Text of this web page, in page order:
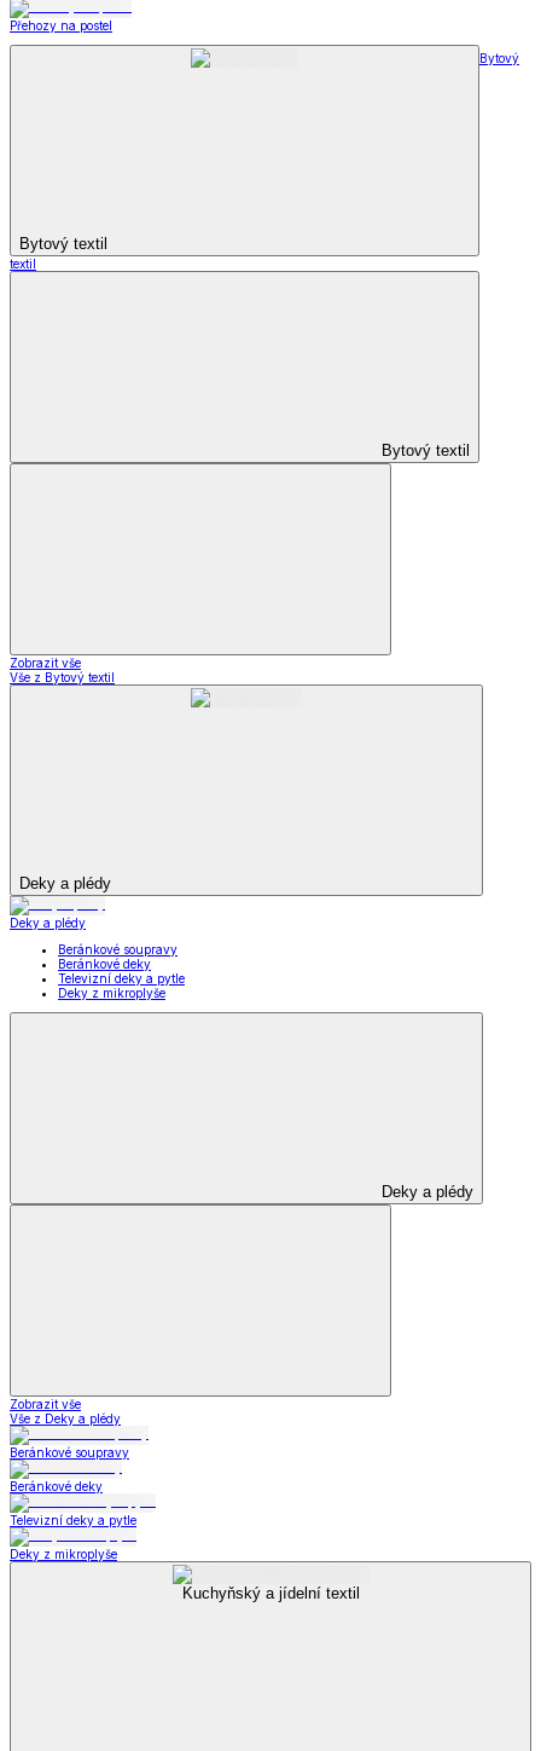
Přehozy na postel
Bytový textil
Bytový
textil
Bytový textil
Zobrazit vše
Vše z Bytový textil
Deky a plédy
Deky a plédy
Beránkové soupravy
Beránkové deky
Televizní deky a pytle
Deky z mikroplyše
Deky a plédy
Zobrazit vše
Vše z Deky a plédy
Beránkové soupravy
Beránkové deky
Televizní deky a pytle
Deky z mikroplyše
Kuchyňský a jídelní textil